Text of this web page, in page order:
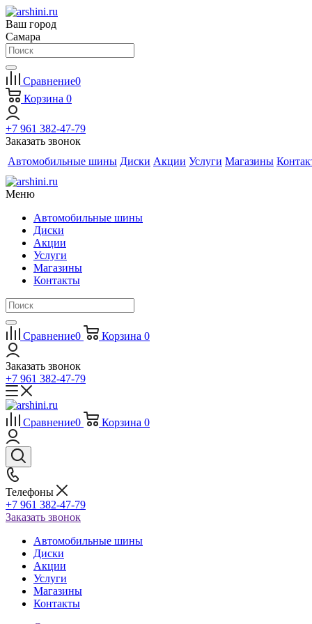
Ваш город
Самара
Сравнение0
Корзина 0
+7 961 382-47-79
Заказать звонок
Автомобильные шины Диски Акции Услуги Магазины
Меню
Автомобильные шины
Диски
Акции
Услуги
Магазины
Контакты
Сравнение0 Корзина 0
Заказать звонок
+7 961 382-47-79
Сравнение0 Корзина 0
Телефоны
+7 961 382-47-79
Заказать звонок
Автомобильные шины
Диски
Акции
Услуги
Магазины
Контакты